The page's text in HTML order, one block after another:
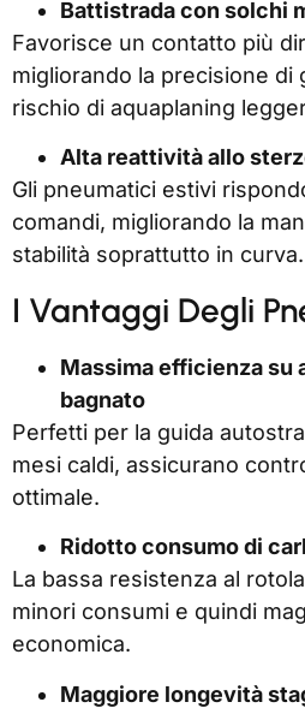
Battistrada con solchi
Favorisce un contatto più
migliorando la precisione di
rischio di aquaplaning
Alta reattività allo
Gli pneumatici estivi
comandi, migliorando la
stabilità soprattutto in curva.
I Vantaggi Degli
Massima efficienza su
bagnato
Perfetti per la guida
mesi caldi, assicurano
ottimale.
Ridotto consumo di
La bassa resistenza al
minori consumi e quindi
economica.
Maggiore longevità